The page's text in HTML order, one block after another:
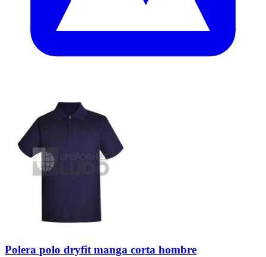
Polera polo dryfit manga corta hombre